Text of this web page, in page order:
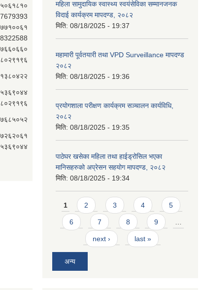
महिला सामुदायिक स्वास्थ्य स्वयंसेविका सम्मानजनक
विदाई कार्यक्रम मापदण्ड, २०८२
मिति: 08/18/2025 - 19:37
महामारी पूर्वतयारी तथा VPD Surveillance मापदण्ड
२०८२
मिति: 08/18/2025 - 19:36
प्रयोगशाला परीक्षण कार्यक्रम सञ्चालन कार्यविधि,
२०८२
मिति: 08/18/2025 - 19:35
पाठेघर खसेका महिला तथा हाईड्रोसिल भएका
मानिसहरुको अप्रेसन सहयोग मापदण्ड, २०८२
मिति: 08/18/2025 - 19:34
Pages
1 2 3 4 5
6 7 8 9
next › last »
अन्य